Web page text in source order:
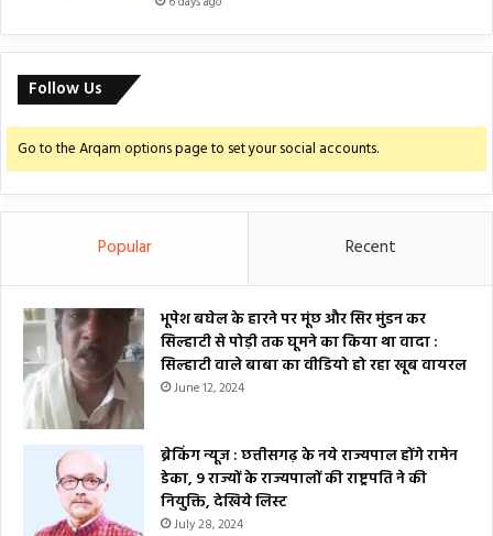
Follow Us
Go to the Arqam options page to set your social accounts.
Popular Recent
भूपेश बघेल के हारने पर मूंछ और सिर मुंडन कर
सिल्हाटी से पोड़ी तक घूमने का किया था वादा :
सिल्हाटी वाले बाबा का वीडियो हो रहा खूब वायरल
June 12, 2024
ब्रेकिंग न्यूज : छत्तीसगढ़ के नये राज्यपाल होंगे रामेन
डेका, 9 राज्यों के राज्यपालों की राष्ट्रपति ने की
नियुक्ति, देखिये लिस्ट
July 28, 2024